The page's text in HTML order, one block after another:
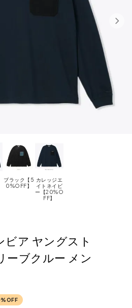
ブラック【5
0%OFF】
カレッジエ
イトネイビ
ー【20%O
FF】
ア ヤングスト
ーブクルー メン